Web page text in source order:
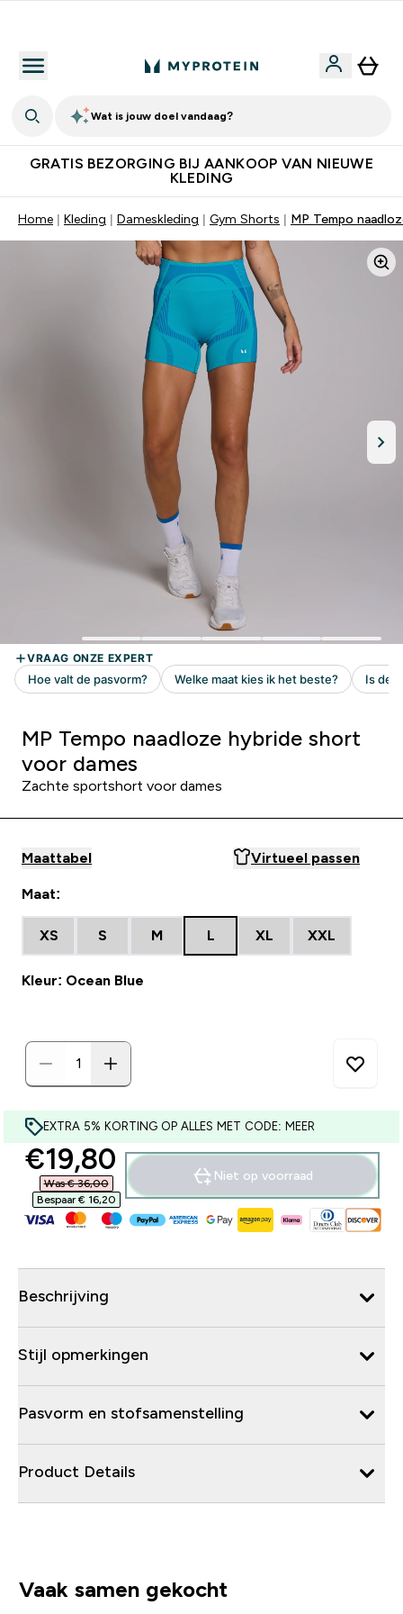
Wat is jouw doel vandaag?
GRATIS BEZORGING BIJ AANKOOP VAN NIEUWE
KLEDING
Home Kleding Dameskleding Gym Shorts MP Tempo
MP Tempo naadloze hybride short
voor dames
Zachte sportshort voor dames
Maattabel Virtueel passen
Maat:
XS S M L XL XXL
Kleur: Ocean Blue
EXTRA 5% KORTING OP ALLES MET CODE: MEER
discounted price
€19,80‎
Was € 36,00‎
Bespaar € 16,20‎
Niet op voorraad
Beschrijving
Stijl opmerkingen
Pasvorm en stofsamenstelling
Product Details
Vaak samen gekocht